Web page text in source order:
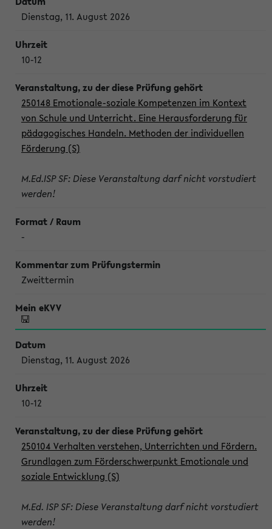
Dienstag, 11. August 2026
10-12
250148 Emotionale-soziale Kompetenzen im Kontext
von Schule und Unterricht. Eine Herausforderung für
pädagogisches Handeln. Methoden der individuellen
Förderung (S)
M.Ed.ISP SF: Diese Veranstaltung darf nicht vorstudiert
werden!
-
Zweittermin
Dienstag, 11. August 2026
10-12
250104 Verhalten verstehen, Unterrichten und Fördern.
Grundlagen zum Förderschwerpunkt Emotionale und
soziale Entwicklung (S)
M.Ed. ISP SF: Diese Veranstaltung darf nicht vorstudiert
werden!